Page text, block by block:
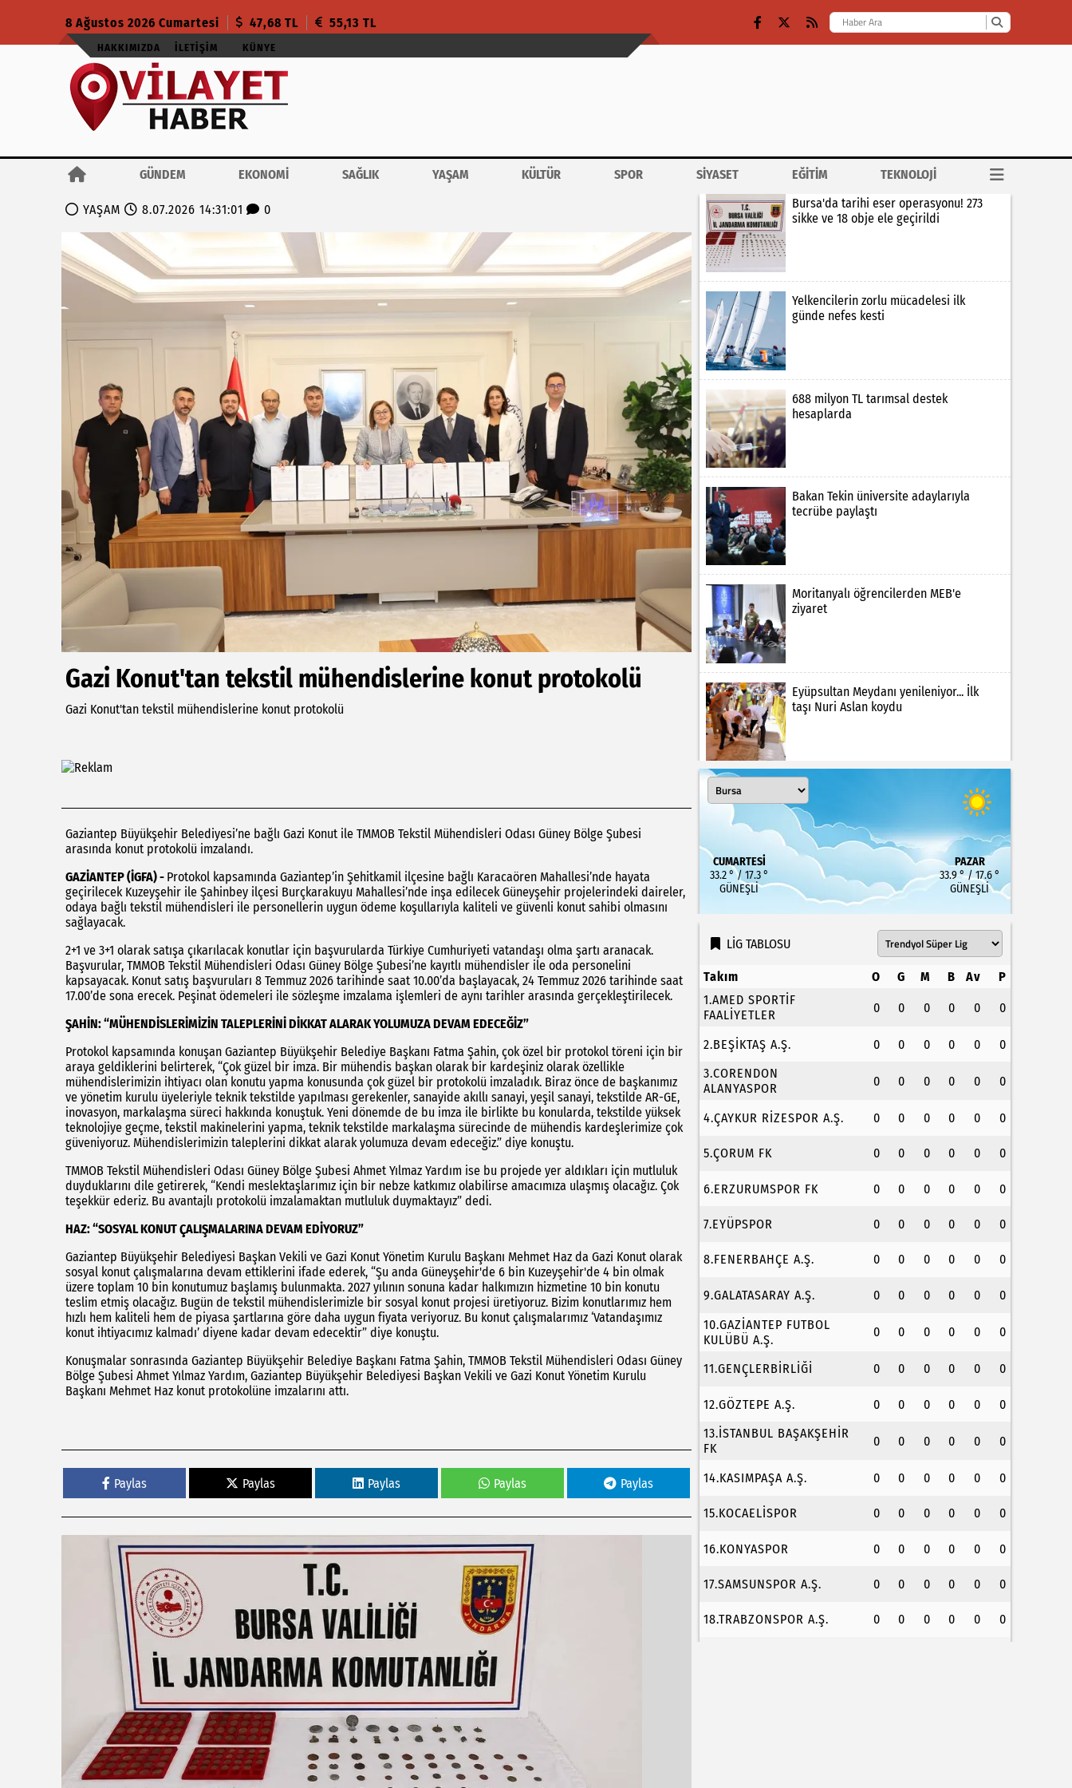
8 Ağustos 2026 Cumartesi 47,68 TL 55,13 TL
HAKKIMIZDA İLETIŞIM KÜNYE
GÜNDEM EKONOMİ SAĞLIK YAŞAM KÜLTÜR SPOR SİYASET EĞİTİM TEKNOLOJİ
YAŞAM 8.07.2026 14:31:01 0
Gazi Konut'tan tekstil mühendislerine konut protokolü
Gazi Konut'tan tekstil mühendislerine konut protokolü
Gaziantep Büyükşehir Belediyesi’ne bağlı Gazi Konut ile TMMOB Tekstil Mühendisleri Odası Güney Bölge Şubesi
arasında konut protokolü imzalandı.
GAZİANTEP (İGFA) - Protokol kapsamında Gaziantep’in Şehitkamil ilçesine bağlı Karacaören Mahallesi’nde hayata
geçirilecek Kuzeyşehir ile Şahinbey ilçesi Burçkarakuyu Mahallesi’nde inşa edilecek Güneyşehir projelerindeki daireler,
odaya bağlı tekstil mühendisleri ile personellerin uygun ödeme koşullarıyla kaliteli ve güvenli konut sahibi olmasını
sağlayacak.
2+1 ve 3+1 olarak satışa çıkarılacak konutlar için başvurularda Türkiye Cumhuriyeti vatandaşı olma şartı aranacak.
Başvurular, TMMOB Tekstil Mühendisleri Odası Güney Bölge Şubesi’ne kayıtlı mühendisler ile oda personelini
kapsayacak. Konut satış başvuruları 8 Temmuz 2026 tarihinde saat 10.00’da başlayacak, 24 Temmuz 2026 tarihinde saat
17.00’de sona erecek. Peşinat ödemeleri ile sözleşme imzalama işlemleri de aynı tarihler arasında gerçekleştirilecek.
ŞAHİN: “MÜHENDİSLERİMİZİN TALEPLERİNİ DİKKAT ALARAK YOLUMUZA DEVAM EDECEĞİZ”
Protokol kapsamında konuşan Gaziantep Büyükşehir Belediye Başkanı Fatma Şahin, çok özel bir protokol töreni için bir
araya geldiklerini belirterek, “Çok güzel bir imza. Bir mühendis başkan olarak bir kardeşiniz olarak özellikle
mühendislerimizin ihtiyacı olan konutu yapma konusunda çok güzel bir protokolü imzaladık. Biraz önce de başkanımız
ve yönetim kurulu üyeleriyle teknik tekstilde yapılması gerekenler, sanayide akıllı sanayi, yeşil sanayi, tekstilde AR-GE,
inovasyon, markalaşma süreci hakkında konuştuk. Yeni dönemde de bu imza ile birlikte bu konularda, tekstilde yüksek
teknolojiye geçme, tekstil makinelerini yapma, teknik tekstilde markalaşma sürecinde de mühendis kardeşlerimize çok
güveniyoruz. Mühendislerimizin taleplerini dikkat alarak yolumuza devam edeceğiz.” diye konuştu.
TMMOB Tekstil Mühendisleri Odası Güney Bölge Şubesi Ahmet Yılmaz Yardım ise bu projede yer aldıkları için mutluluk
duyduklarını dile getirerek, “Kendi meslektaşlarımız için bir nebze katkımız olabilirse amacımıza ulaşmış olacağız. Çok
teşekkür ederiz. Bu avantajlı protokolü imzalamaktan mutluluk duymaktayız” dedi.
HAZ: “SOSYAL KONUT ÇALIŞMALARINA DEVAM EDİYORUZ”
Gaziantep Büyükşehir Belediyesi Başkan Vekili ve Gazi Konut Yönetim Kurulu Başkanı Mehmet Haz da Gazi Konut olarak
sosyal konut çalışmalarına devam ettiklerini ifade ederek, “Şu anda Güneyşehir'de 6 bin Kuzeyşehir'de 4 bin olmak
üzere toplam 10 bin konutumuz başlamış bulunmakta. 2027 yılının sonuna kadar halkımızın hizmetine 10 bin konutu
teslim etmiş olacağız. Bugün de tekstil mühendislerimizle bir sosyal konut projesi üretiyoruz. Bizim konutlarımız hem
hızlı hem kaliteli hem de piyasa şartlarına göre daha uygun fiyata veriyoruz. Bu konut çalışmalarımız ‘Vatandaşımız
konut ihtiyacımız kalmadı’ diyene kadar devam edecektir” diye konuştu.
Konuşmalar sonrasında Gaziantep Büyükşehir Belediye Başkanı Fatma Şahin, TMMOB Tekstil Mühendisleri Odası Güney
Bölge Şubesi Ahmet Yılmaz Yardım, Gaziantep Büyükşehir Belediyesi Başkan Vekili ve Gazi Konut Yönetim Kurulu
Başkanı Mehmet Haz konut protokolüne imzalarını attı.
Paylas Paylas Paylas Paylas Paylas
Bursa'da tarihi eser operasyonu! 273
sikke ve 18 obje ele geçirildi
Yelkencilerin zorlu mücadelesi ilk
günde nefes kesti
688 milyon TL tarımsal destek
hesaplarda
Bakan Tekin üniversite adaylarıyla
tecrübe paylaştı
Moritanyalı öğrencilerden MEB'e
ziyaret
Eyüpsultan Meydanı yenileniyor... İlk
taşı Nuri Aslan koydu
CUMARTESI
33.2 ° / 17.3 °
GÜNEŞLI
PAZAR
33.9 ° / 17.6 °
GÜNEŞLI
LİG TABLOSU
Takım O G M B Av
P
1.AMED SPORTİF
FAALİYETLER
0 0 0 0 0 0
2.BEŞİKTAŞ A.Ş. 0 0 0 0 0
0
3.CORENDON
ALANYASPOR
0 0 0 0 0 0
4.ÇAYKUR RİZESPOR A.Ş. 0 0 0 0 0 0
5.ÇORUM FK 0 0 0 0 0 0
6.ERZURUMSPOR FK 0 0 0 0 0 0
7.EYÜPSPOR 0 0 0 0 0 0
8.FENERBAHÇE A.Ş. 0 0 0 0 0 0
9.GALATASARAY A.Ş. 0 0 0 0 0
0
10.GAZİANTEP FUTBOL
KULÜBÜ A.Ş.
0 0 0 0 0 0
11.GENÇLERBİRLİĞİ 0 0 0 0 0 0
12.GÖZTEPE A.Ş. 0 0 0 0 0
0
13.İSTANBUL BAŞAKŞEHİR
FK
0 0 0 0 0 0
14.KASIMPAŞA A.Ş. 0 0 0 0 0 0
15.KOCAELİSPOR 0 0 0 0 0 0
16.KONYASPOR 0 0 0 0 0 0
17.SAMSUNSPOR A.Ş. 0 0 0 0 0 0
18.TRABZONSPOR A.Ş. 0 0 0 0 0 0